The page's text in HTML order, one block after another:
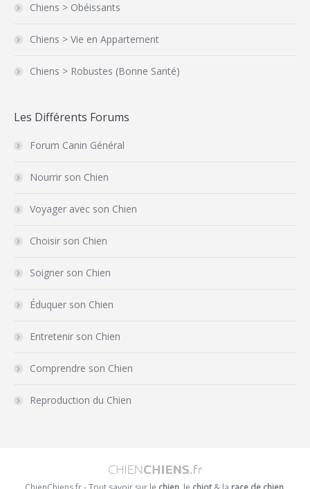
Chiens > Obéissants
Chiens > Vie en Appartement
Chiens > Robustes (Bonne Santé)
Les Différents Forums
Forum Canin Général
Nourrir son Chien
Voyager avec son Chien
Choisir son Chien
Soigner son Chien
Éduquer son Chien
Entretenir son Chien
Comprendre son Chien
Reproduction du Chien